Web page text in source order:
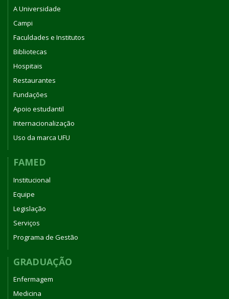
A Universidade
Campi
Faculdades e Institutos
Bibliotecas
Hospitais
Restaurantes
Fundações
Apoio estudantil
Internacionalização
Uso da marca UFU
FAMED
Institucional
Equipe
Legislação
Serviços
Programa de Gestão
GRADUAÇÃO
Enfermagem
Medicina